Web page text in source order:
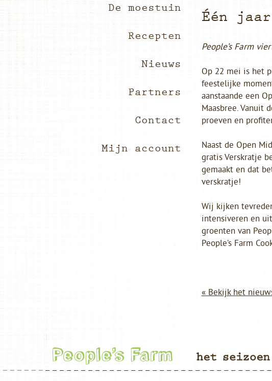
De moestuin
Recepten
Nieuws
Partners
Contact
Mijn account
Één
People’s Farm
Op 22 mei is het
feestelijke
aanstaande een
Maasbree.
proeven en
Naast de Open
gratis Verskratje
gemaakt en dat
verskratje!
Wij kijken
intensiveren en
groenten van
People’s Farm
« Bekijk het